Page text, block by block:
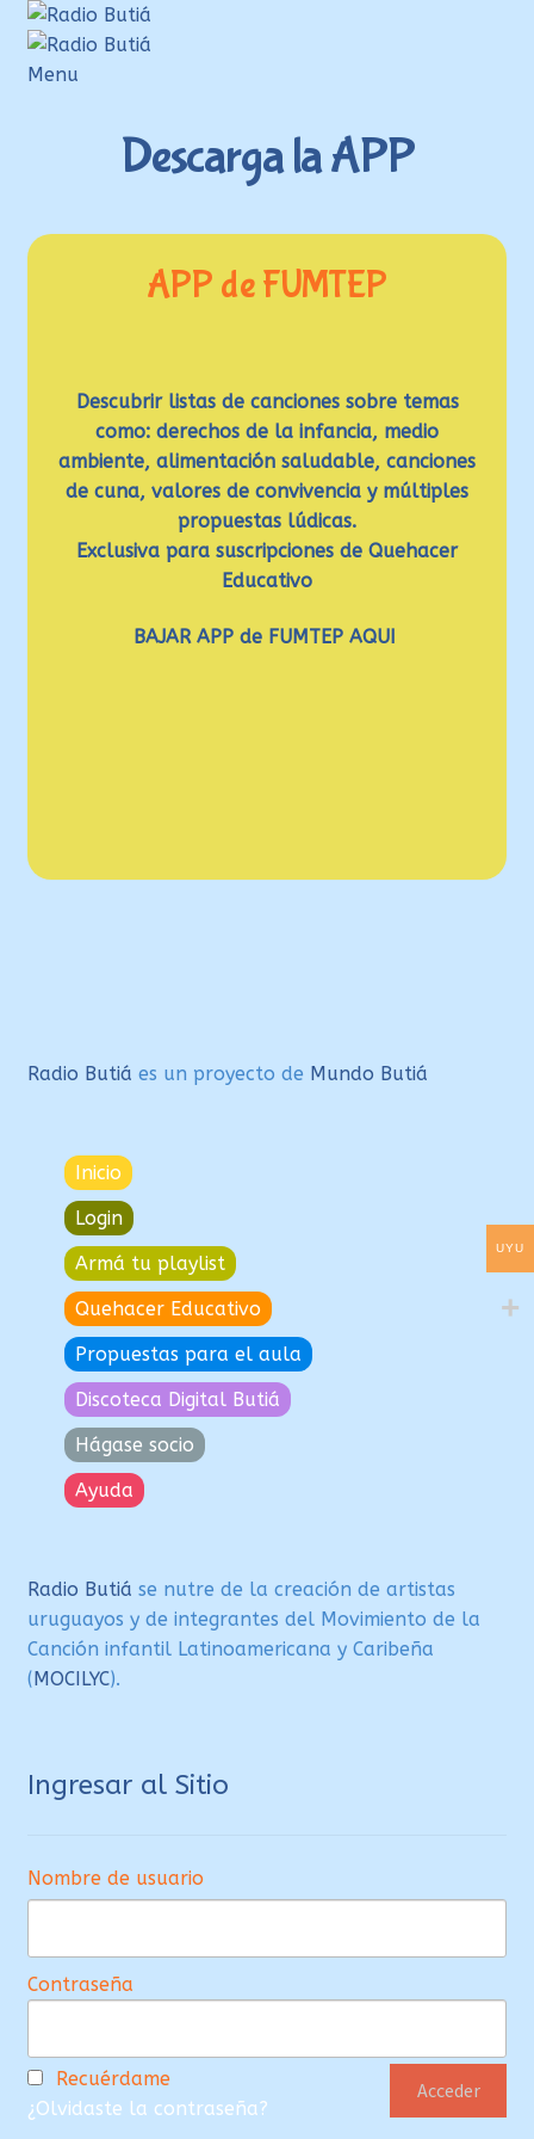
Ir
a
la
Ir
al
contenido
Menu
Propuestas para el aula
Ayuda
Descarga la APP
APP de FUMTEP
Descubrir listas de canciones sobre temas
como: derechos de la infancia, medio
ambiente, alimentación saludable, canciones
de cuna, valores de convivencia y múltiples
propuestas lúdicas.
Exclusiva para suscripciones de Quehacer
Educativo
BAJAR APP de FUMTEPAQUI
Radio Butiá es un proyecto de Mundo Butiá
Inicio
Login
Armá tu playlist
Quehacer Educativo
Propuestas para el aula
Discoteca Digital Butiá
Hágase socio
Ayuda
Radio Butiá se nutre de la creación de artistas
uruguayos y de integrantes del Movimiento de la
Canción infantil Latinoamericana y Caribeña
(MOCILYC).
Ingresar al Sitio
Nombre de usuario
Contraseña
Recuérdame
¿Olvidaste la contraseña?
UYU